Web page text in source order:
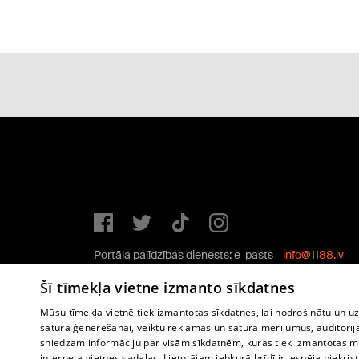
Portāla palīdzības dienests: e-pasts - info@1188.lv
Copyright © 2004-2026 SIA HELIO MEDIA.
Šī tīmekļa vietne izmanto sīkdatnes
Mūsu tīmekļa vietnē tiek izmantotas sīkdatnes, lai nodrošinātu un
satura ģenerēšanai, veiktu reklāmas un satura mērījumus,
sniedzam informāciju par visām sīkdatnēm, kuras tiek izmantotas